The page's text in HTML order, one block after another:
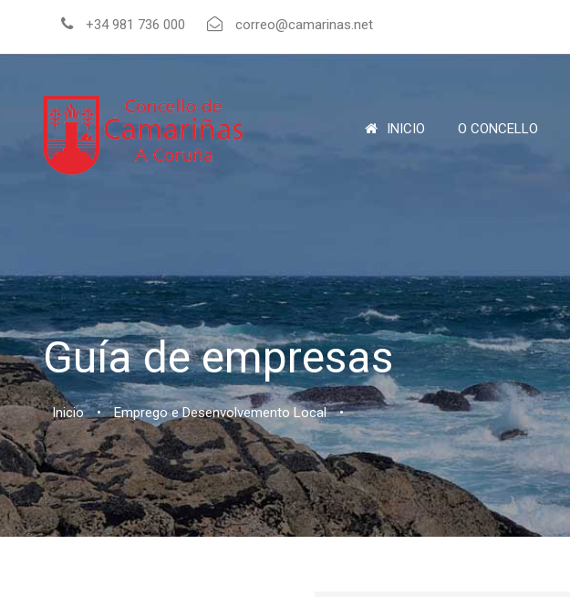
+34 981 736 000 correo@camarinas.net
INICIO O CONCELLO
Guía de empresas
Inicio • Emprego e Desenvolvemento Local •